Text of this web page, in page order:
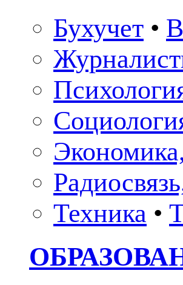
Бухучет •
Техника •